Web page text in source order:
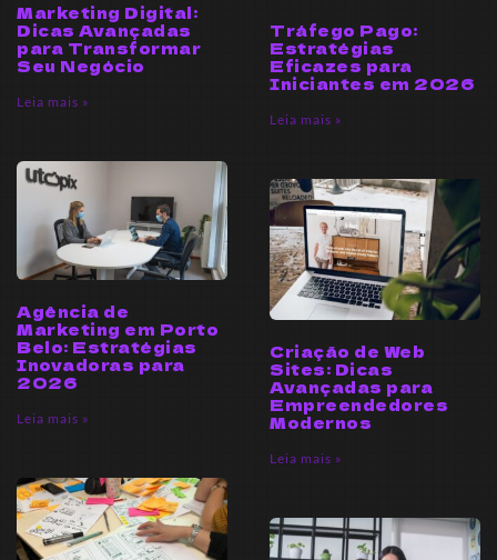
Marketing Digital:
Dicas Avançadas
para Transformar
Seu Negócio
Leia mais »
Tráfego Pago:
Estratégias
Eficazes para
Iniciantes em 2026
Leia mais »
Agência de
Marketing em Porto
Belo: Estratégias
Inovadoras para
2026
Leia mais »
Criação de Web
Sites: Dicas
Avançadas para
Empreendedores
Modernos
Leia mais »